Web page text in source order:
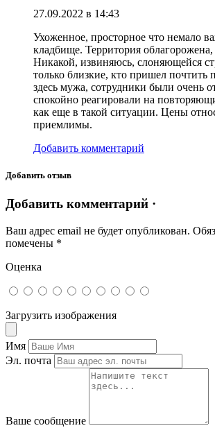
27.09.2022 в 14:43
Ухоженное, просторное что немало
кладбище. Территория облагорожена,
Никакой, извиняюсь, слоняющейся
только близкие, кто пришел почтить
здесь мужа, сотрудники были очень
спокойно реагировали на
как еще в такой ситуации. Цены
приемлимы.
Добавить комментарий
Добавить отзыв
Добавить комментарий ·
Ваш адрес email не будет опубликован.
помечены *
Оценка
Загрузить изображения
Имя
Эл. почта
Ваше сообщение